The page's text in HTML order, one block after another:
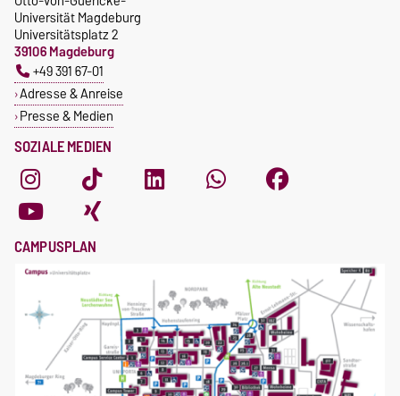
SOZIALE MEDIEN
Universität Magdeburg
Universitätsplatz 2
39106 Magdeburg
+49 391 67-01
Adresse & Anreise
Presse & Medien
CAMPUSPLAN